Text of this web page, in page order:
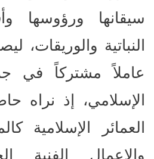
سيقانها ورؤوسها
النباتية والوريقات،
عاملاً مشتركاً في
الإسلامي، إذ نراه
العمائر الإسلامية
والاعمال الفنية